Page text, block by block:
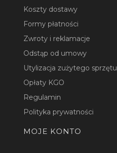
Koszty dostawy
Formy płatności
Zwroty i reklamacje
Odstąp od umowy
Utylizacja zużytego sprzętu
Opłaty KGO
Regulamin
Polityka prywatności
MOJE KONTO